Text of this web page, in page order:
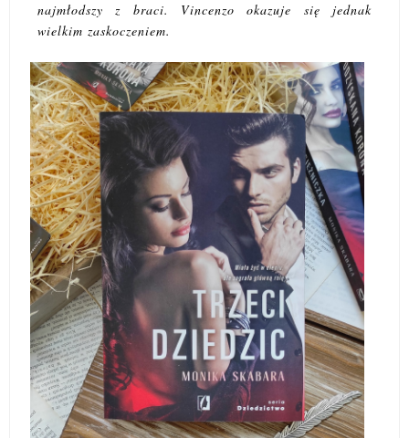
najmłodszy z braci. Vincenzo okazuje się jednak
wielkim zaskoczeniem.